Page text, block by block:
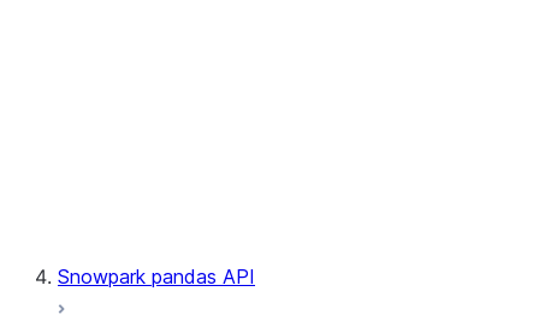
Snowpark pandas API